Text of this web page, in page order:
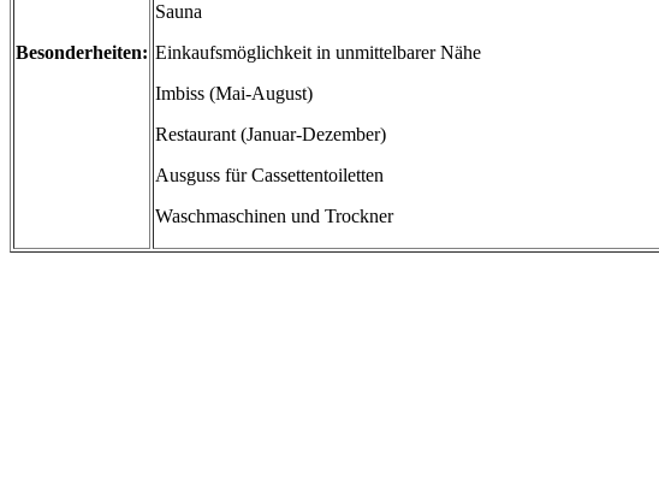
Besonderheiten:
Sauna
Einkaufsmöglichkeit in unmittelbarer Nähe
Imbiss (Mai-August)
Restaurant (Januar-Dezember)
Ausguss für Cassettentoiletten
Waschmaschinen und Trockner